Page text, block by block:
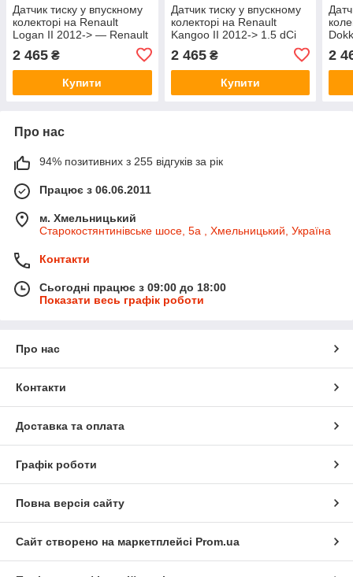
Датчик тиску у впускному
колекторі на Renault
Logan II 2012-> — Renault
(Оригінал) - 223657458R
2 465 ₴
Купити
Датчик тиску у впускному
колекторі на Renault
Kangoo II 2012-> 1.5 dCi
223657458R
2 465₴
Купити
2
Про нас
94% позитивних з 255 відгуків за рік
Працює з 06.06.2011
м. Хмельницький
Старокостянтинівське шосе, 5а , Хмельницький, Україна
Контакти
Сьогодні працює з 09:00 до 18:00
Показати весь графік роботи
Про нас
Контакти
Доставка та оплата
Графік роботи
Повна версія сайту
Сайт створено на маркетплейсі Prom.ua